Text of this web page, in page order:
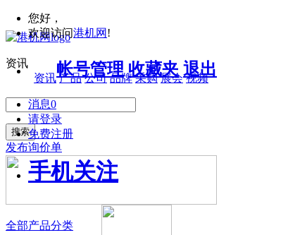
您好，
欢迎访问港机网 !
帐号管理 收藏夹 退出
消息0
请登录
免费注册
手机关注
资讯
资讯 产品 公司 品牌 采购 展会 视频
搜索
发布询价单
全部产品分类